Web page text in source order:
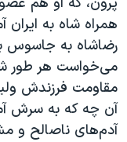
همراه شاه به
رضاشاه به جاسوس
می‌خواست هر طور
مقاومت فرزندش
آن چه که به سرش
آدم‌های ناصالح و